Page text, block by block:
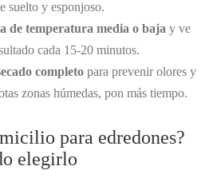
suelto y esponjoso.
de temperatura media o baja y ve
cada 15-20 minutos.
completo para prevenir olores y
zonas húmedas, pon más tiempo.
para edredones?
elegirlo